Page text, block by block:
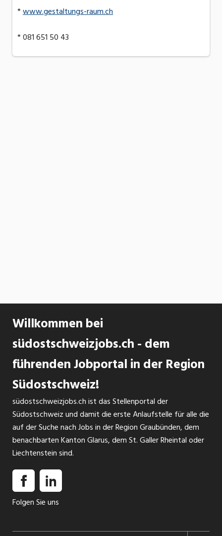
*www.gestaltungs-raum.ch
* 081 651 50 43
Willkommen bei
südostschweizjobs.ch - dem
führenden Jobportal in der Region
Südostschweiz!
südostschweizjobs.ch ist das Stellenportal der
Südostschweiz und damit die erste Anlaufstelle für alle die
auf der Suche nach Jobs in der Region Graubünden, dem
benachbarten Kanton Glarus, dem St. Galler Rheintal oder
Liechtenstein sind.
Folgen Sie uns